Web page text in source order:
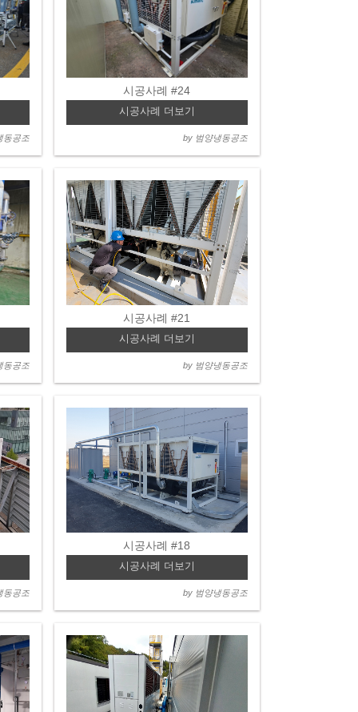
동공조
시공사례 #24
시공사례 더보기
by 범양냉동공조
동공조
시공사례 #21
시공사례 더보기
by 범양냉동공조
동공조
시공사례 #18
시공사례 더보기
by 범양냉동공조